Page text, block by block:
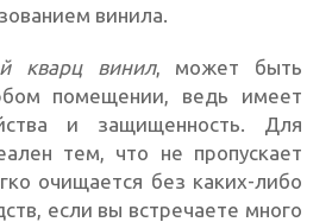
винила.
кварц винил, может быть
помещении, ведь имеет
и защищенность. Для
тем, что не пропускает
очищается без каких-либо
если вы встречаете много